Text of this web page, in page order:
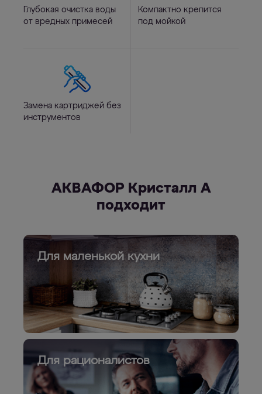
Глубокая очистка воды
от вредных примесей
Компактно крепится
под мойкой
Замена картриджей без
инструментов
АКВАФОР Кристалл А
подходит
Для маленькой кухни
Для рационалистов